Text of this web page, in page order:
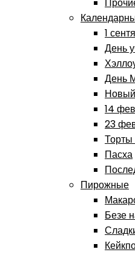
1
День
День
14
23
Торты
Пасха
Пирожные
Безе